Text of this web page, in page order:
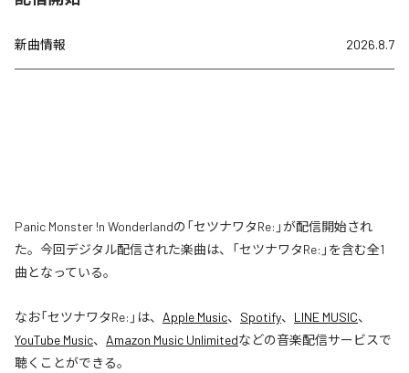
新曲情報 2026.8.7
Panic Monster !n Wonderlandの「セツナワタRe:」が配信開始され
た。今回デジタル配信された楽曲は、「セツナワタRe:」を含む全1
曲となっている。
なお「セツナワタRe: 」は、 Apple Music、 Spotify、 LINE MUSIC、
YouTube Music、 Amazon Music Unlimitedなどの音楽配信サービスで
聴くことができる。